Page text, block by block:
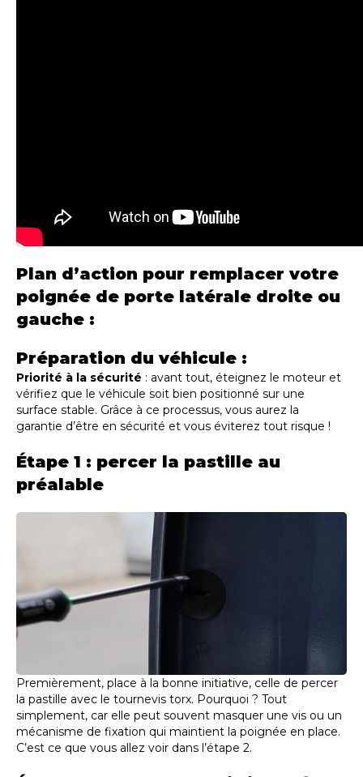
Plan d’action pour remplacer votre
poignée de porte latérale droite ou
gauche :
Préparation du véhicule :
Priorité à la sécurité : avant tout, éteignez le moteur et
vérifiez que le véhicule soit bien positionné sur une
surface stable. Grâce à ce processus, vous aurez la
garantie d’être en sécurité et vous éviterez tout risque !
Étape 1 : percer la pastille au
préalable
Premièrement, place à la bonne initiative, celle de percer
la pastille avec le tournevis torx. Pourquoi ? Tout
simplement, car elle peut souvent masquer une vis ou un
mécanisme de fixation qui maintient la poignée en place.
C’est ce que vous allez voir dans l’étape 2.